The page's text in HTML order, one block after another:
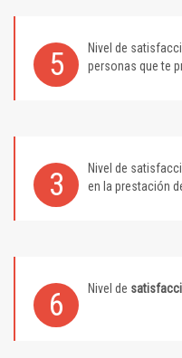
5 Nivel de
personas que te
3 Nivel de
en la prestación
6 Nivel de